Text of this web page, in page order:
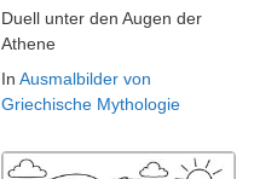
Duell unter den Augen der
Athene
In Ausmalbilder von
Griechische Mythologie